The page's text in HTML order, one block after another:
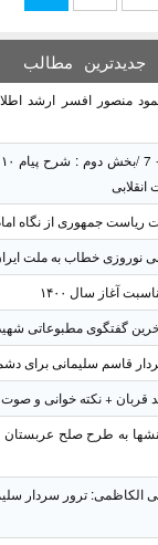
جدیدترین مطالب
منصور افسر ارشد
ریاست جمهوری از نگاه
نوروزی خطاب به ملت
آغاز سال ۱۴۰۰
گفتگوی مطبوعاتی
قاسم سلیمانی برای
قربان + نکته خوانی و صوت
به طرح صلح عربستان
الکاظمی: ترور سردار